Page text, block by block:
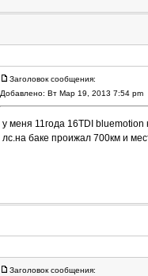
Заголовок сообщения:
Добавлено: Вт Мар 19, 2013 7:54 pm
у меня 11года 16TDI
лс.на баке проижал 700км и
Заголовок сообщения: